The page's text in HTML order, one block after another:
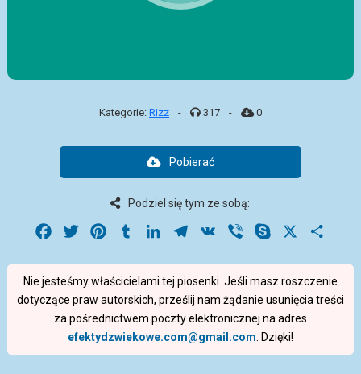
Kategorie: Rizz - 317 - 0
Pobierać
Podziel się tym ze sobą:
Facebook
Twitter PinterestTumblrLinkedInTelegram
VK Viber Skype
Nie jesteśmy właścicielami tej piosenki. Jeśli masz roszczenie
dotyczące praw autorskich, prześlij nam żądanie usunięcia treści
za pośrednictwem poczty elektronicznej na adres
efektydzwiekowe.com@gmail.com . Dzięki!